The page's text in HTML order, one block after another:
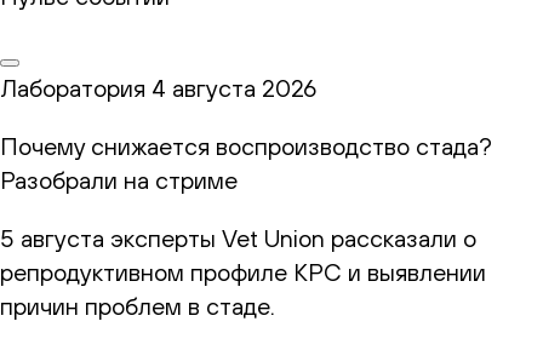
Лаборатория 4 августа 2026
Почему снижается воспроизводство стада?
Разобрали на стриме
5 августа эксперты Vet Union рассказали о
репродуктивном профиле КРС и выявлении
причин проблем в стаде.